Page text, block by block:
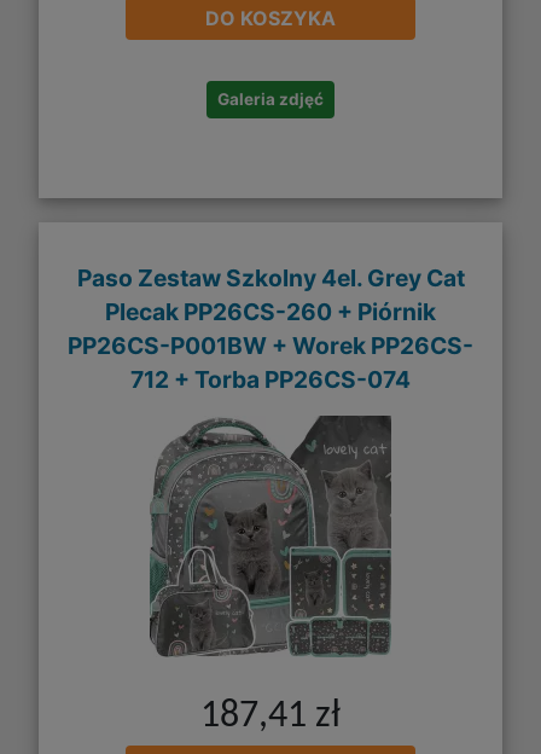
DO KOSZYKA
Galeria zdjęć
Paso Zestaw Szkolny 4el. Grey Cat
Plecak PP26CS-260 + Piórnik
PP26CS-P001BW + Worek PP26CS-
712 + Torba PP26CS-074
187,41 zł